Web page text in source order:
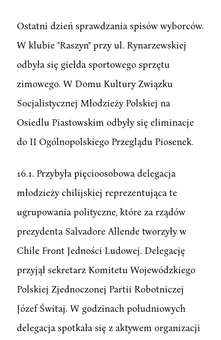
Ostatni dzień sprawdzania spisów wyborców.
W klubie "Raszyn" przy ul. Rynarzewskiej
odbyła się giełda sportowego sprzętu
zimowego. W Domu Kultury Związku
Socjalistycznej Młodzieży Polskiej na
Osiedlu Piastowskim odbyły się eliminacje
do II Ogólnopolskiego Przeglądu Piosenek.
16.1. Przybyła pięcioosobowa delegacja
młodzieży chilijskiej reprezentująca te
ugrupowania polityczne, które za rządów
prezydenta Salvadore Allende tworzyły w
Chile Front Jedności Ludowej. Delegację
przyjął sekretarz Komitetu Wojewódzkiego
Polskiej Zjednoczonej Partii Robotniczej
Józef Świtaj. W godzinach południowych
delegacja spotkała się z aktywem organizacji